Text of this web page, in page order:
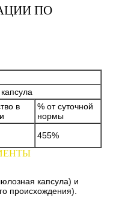
ПО
в
% от суточной
нормы
455%
капсула) и
происхождения).